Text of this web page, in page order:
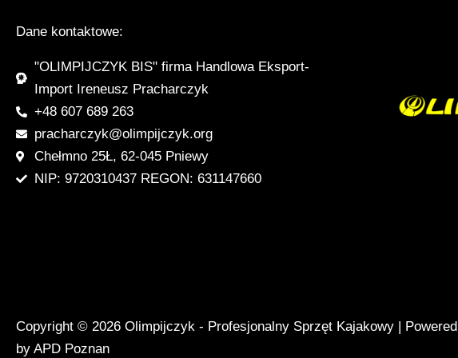
Dane kontaktowe:
"OLIMPIJCZYK BIS" firma Handlowa Eksport-
Import Ireneusz Pracharczyk
+48 607 689 263
pracharczyk@olimpijczyk.org
Chełmno 25Ł, 62-045 Pniewy
NIP: 9720310437 REGON: 631147660
Copyright © 2026 Olimpijczyk - Profesjonalny Sprzęt Kajakowy | Powered
by APD Poznan